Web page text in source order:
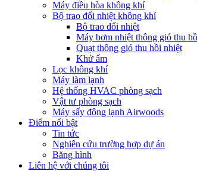
Máy điều hòa không khí
Bộ trao đổi nhiệt không khí
Bộ trao đổi nhiệt
Máy bơm nhiệt thông gió thu
Quạt thông gió thu hồi nhiệt
Khử ẩm
Lọc không khí
Máy làm lạnh
Hệ thống HVAC phòng sạch
Vật tư phòng sạch
Máy sấy đông lạnh Airwoods
Điểm nổi bật
Tin tức
Nghiên cứu trường hợp dự án
Băng hình
Liên hệ với chúng tôi